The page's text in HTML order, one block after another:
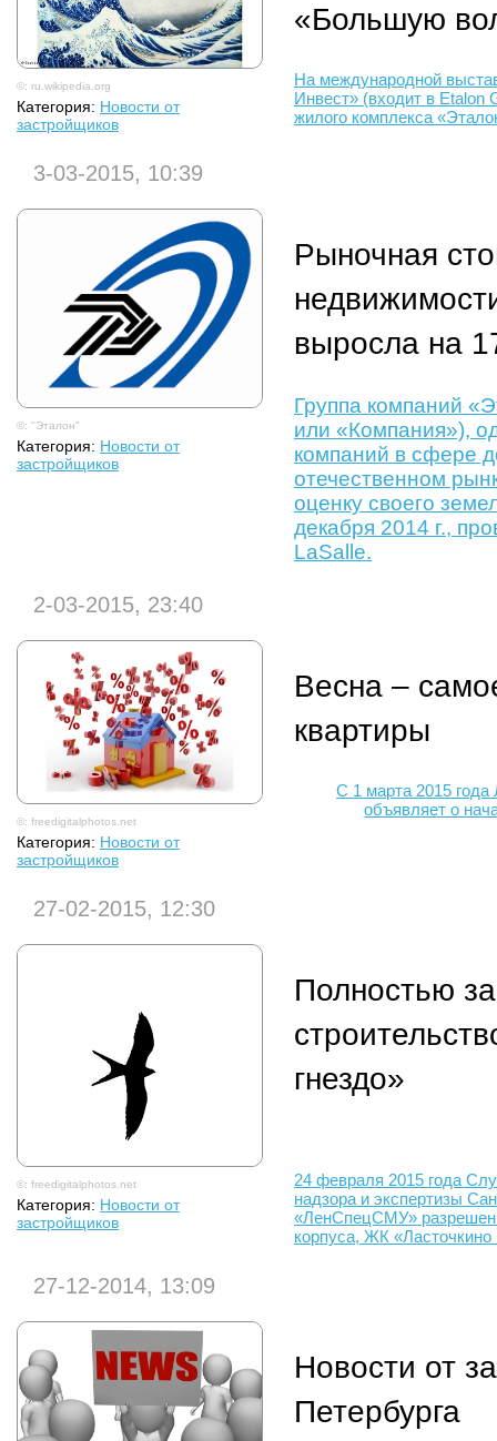
©: ru.wikipedia.org
Категория: Новости от
застройщиков
«Большую
На международной
Инвест» (входит в Etalon
жилого комплекса
3-03-2015, 10:39
©: "Эталон"
Категория: Новости от
застройщиков
Рыночная
выросла на
Группа компаний
или «Компания»),
компаний в сфере
отечественном
оценку своего
декабря 2014 г.,
LaSalle.
2-03-2015, 23:40
©: freedigitalphotos.net
Категория: Новости от
застройщиков
Весна –
квартиры
С 1 марта 2015
объявляет о
27-02-2015, 12:30
©: freedigitalphotos.net
Категория: Новости от
застройщиков
Полностью
гнездо»
24 февраля 2015 года
надзора и экспертизы
«ЛенСпецСМУ»
корпуса, ЖК «Ласточкино
27-12-2014, 13:09
Новости от
Петербурга